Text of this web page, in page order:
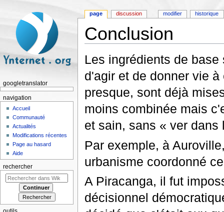
Conclusion
Les ingrédients de
d'agir et de donner vie
presque, sont déjà
moins combinée mais
et sain, sans « ver dans
Par exemple, à
urbanisme coordonné
A Piracanga, il fut
décisionnel
page discussion modifier historique
googletranslator
navigation
Accueil
Communauté
Actualités
Modifications récentes
Page au hasard
Aide
rechercher